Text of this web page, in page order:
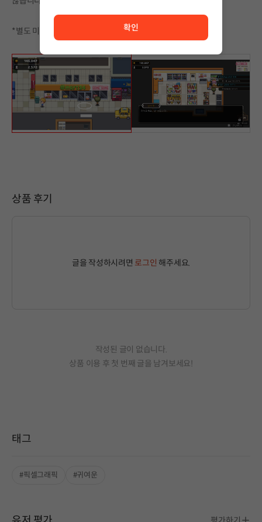
*별도 미션 수행하지않아도, 구매시 1일차부터 바로 적용됩니다.
상품 후기
글을 작성하시려면 로그인 해주세요.
작성된 글이 없습니다.
상품 이용 후 첫 번째 글을 남겨보세요!
태그
#픽셀그래픽 #귀여운
확인